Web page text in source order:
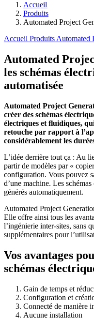
Accueil
Produits
Automated Project
Accueil Produits Automated
Automated
les schémas
automatisée
Automated Project
créer des schémas
électriques et fluidiques,
retouche par rapport à
considérablement les
L’idée derrière tout ça : Au
partir de modèles par «
configuration. Vous pouvez
d’une machine. Les
générés automatiquement.
Automated Project
Elle offre ainsi tous les
l’ingénierie inter-sites, sans
supplémentaires pour
Vos avantages
schémas
Gain de temps et
Configuration et
Connecté de manière
Aucune installation